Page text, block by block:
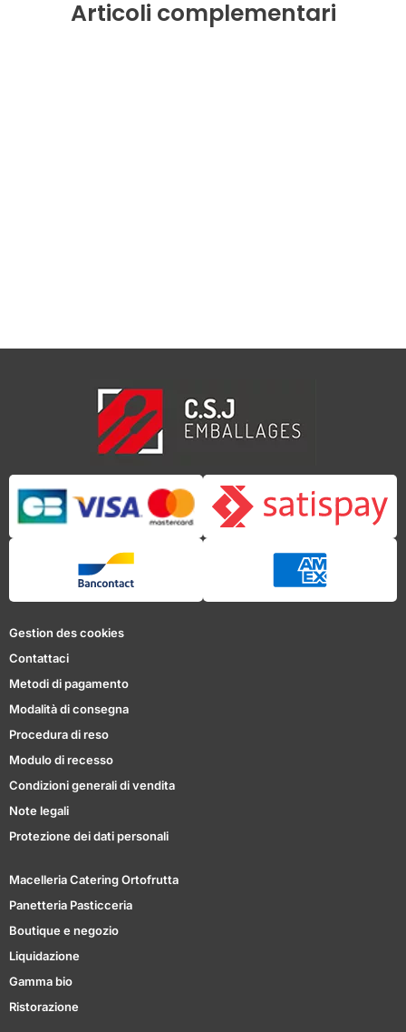
Articoli complementari
Gestion des cookies
Contattaci
Metodi di pagamento
Modalità di consegna
Procedura di reso
Modulo di recesso
Condizioni generali di vendita
Note legali
Protezione dei dati personali
Macelleria Catering Ortofrutta
Panetteria Pasticceria
Boutique e negozio
Liquidazione
Gamma bio
Ristorazione